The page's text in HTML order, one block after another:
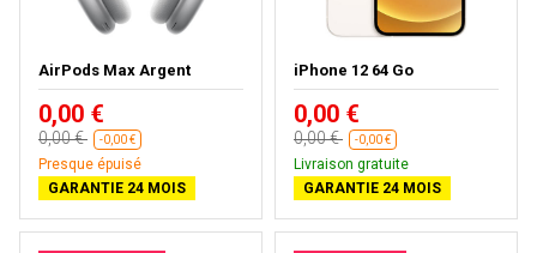
AirPods Max Argent
0,00 €
0,00 € -0,00 €
Presque épuisé
GARANTIE 24 MOIS
iPhone 12 64 Go
0,00 €
0,00 € -0,00 €
Livraison gratuite
GARANTIE 24 MOIS